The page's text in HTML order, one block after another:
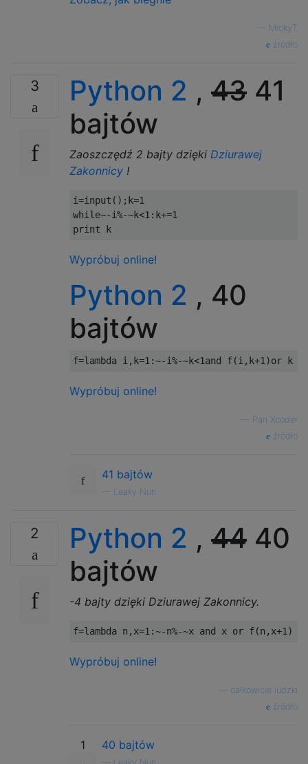
MickyT
źródło
3 Python 2 , 43 41
bajtów
Zaoszczędź 2 bajty dzięki Dziurawej
Zakonnicy !
i=input (); k=1
while~-i%-~k<1 : k+=1
print k
Wypróbuj online!
Python 2 , 40
bajtów
f=lambda i , k=1 :~-i%-~k<1and f(i , k+1 )or k
Wypróbuj online!
Pan Xcoder
źródło
41 bajtów
Leaky Nun
2 Python 2 , 44 40
bajtów
-4 bajty dzięki Dziurawej Zakonnicy.
f=lambda n , x=1 :~-n%-~x and x or f(n , x+1 )
Wypróbuj online!
całkowicie ludzki
źródło
1 40 bajtów